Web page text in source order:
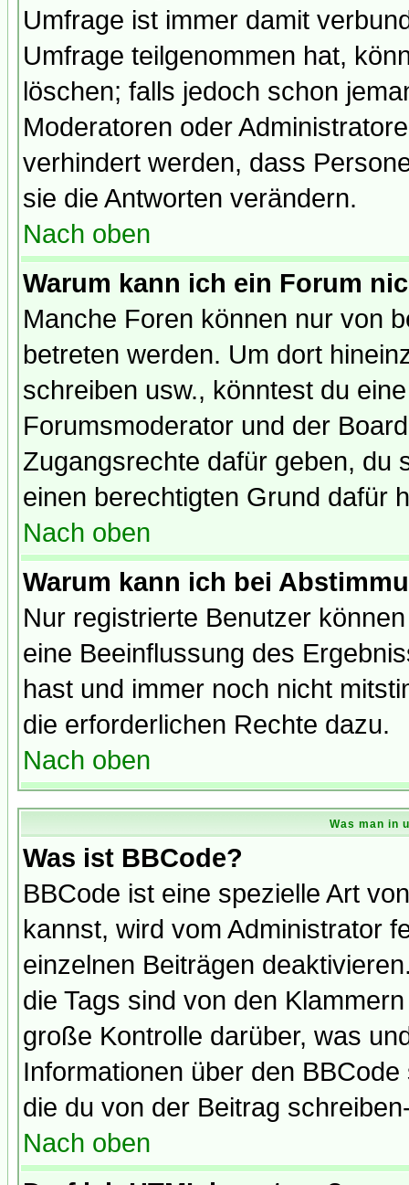
Umfrage ist immer damit
Umfrage teilgenommen hat,
löschen; falls jedoch schon
Moderatoren oder
verhindert werden, dass
sie die Antworten verändern.
Nach oben
Warum kann ich ein Forum
Manche Foren können nur von
betreten werden. Um dort
schreiben usw., könntest du
Forumsmoderator und der
Zugangsrechte dafür geben, du
einen berechtigten Grund dafür
Nach oben
Warum kann ich bei
Nur registrierte Benutzer
eine Beeinflussung des
hast und immer noch nicht
die erforderlichen Rechte dazu.
Nach oben
Was man in
Was ist BBCode?
BBCode ist eine spezielle Art
kannst, wird vom Administrator
einzelnen Beiträgen
die Tags sind von den
große Kontrolle darüber, was
Informationen über den
die du von der Beitrag
Nach oben